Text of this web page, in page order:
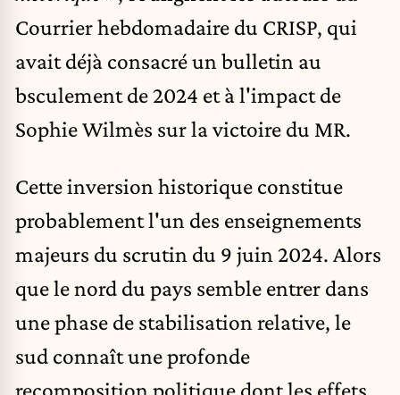
Courrier hebdomadaire du CRISP, qui
avait déjà consacré un bulletin au
bsculement de 2024 et à l'impact de
Sophie Wilmès sur la victoire du MR.
Cette inversion historique constitue
probablement l'un des enseignements
majeurs du scrutin du 9 juin 2024. Alors
que le nord du pays semble entrer dans
une phase de stabilisation relative, le
sud connaît une profonde
recomposition politique dont les effets